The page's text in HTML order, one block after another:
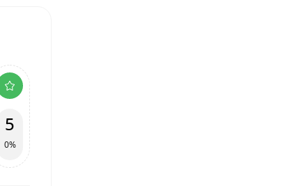
5
0%